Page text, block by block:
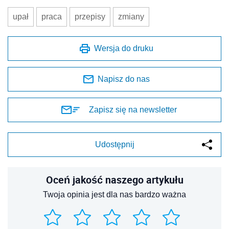
upał praca przepisy zmiany
Wersja do druku
Napisz do nas
Zapisz się na newsletter
Udostępnij
Oceń jakość naszego artykułu
Twoja opinia jest dla nas bardzo ważna